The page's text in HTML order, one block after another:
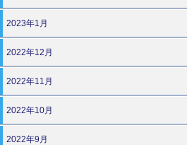
2023年1月
2022年12月
2022年11月
2022年10月
2022年9月